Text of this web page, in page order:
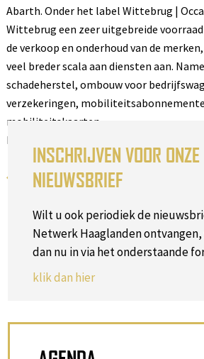
Abarth. Onder het label Wittebrug |
Wittebrug een zeer uitgebreide
de verkoop en onderhoud van de
veel breder scala aan diensten aan.
schadeherstel, ombouw voor
verzekeringen,
mobiliteitskaarten.
Kijk op wittebrug.nl en bekijk voor de
Terug naar het overzicht
INSCHRIJVEN VOOR ONZE
NIEUWSBRIEF
Wilt u ook periodiek de
Netwerk Haaglanden
dan nu in via het onderstaande
klik dan hier